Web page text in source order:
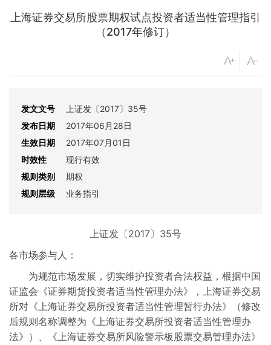
基金
公募REITs
期权
跨境创新业务
会员管理
纪律处分与复核
上海证券交易所股票期权试点投资者适当性管理指引
（2017年修订）
发文文号
上证发〔2017〕35号
发布日期
2017年06月28日
生效日期
2017年07月01日
时效性
现行有效
规则类别
期权
规则层级
业务指引
上证发〔2017〕35号
各市场参与人：
为规范市场发展，切实维护投资者合法权益，根据中国
证监会《证券期货投资者适当性管理办法》，上海证券交易
所对《上海证券交易所投资者适当性管理暂行办法》（修改
后规则名称调整为《上海证券交易所投资者适当性管理办
法》）、《上海证券交易所风险警示板股票交易管理办法》